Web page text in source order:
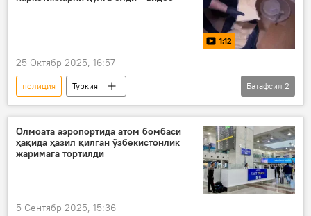
Молдова
1:12
25 Октябр 2025, 16:57
полиция
Туркия
наркотик моддалар
наркотик
Батафсил 2
Олмоата аэропортида атом бомбаси
ҳақида ҳазил қилган ўзбекистонлик
жаримага тортилди
5 Сентябр 2025, 15:36